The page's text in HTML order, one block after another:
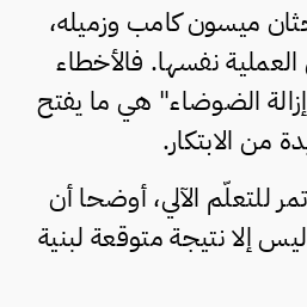
ميسون كامب وزميله،
نفسها. فالأخطاء
الضوضاء" هي ما يفتح
من الابتكار.
للتعلّم الآلي، أوضحا أن
إلا نتيجة متوقعة لبنية